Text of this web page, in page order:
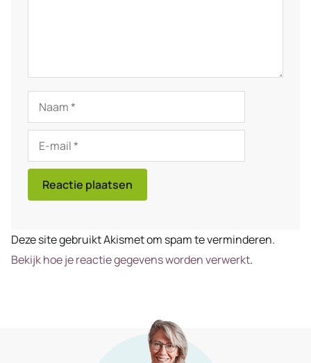
Naam
mail
Deze site gebruikt Akismet om spam te verminderen.
Bekijk hoe je reactie gegevens worden verwerkt.